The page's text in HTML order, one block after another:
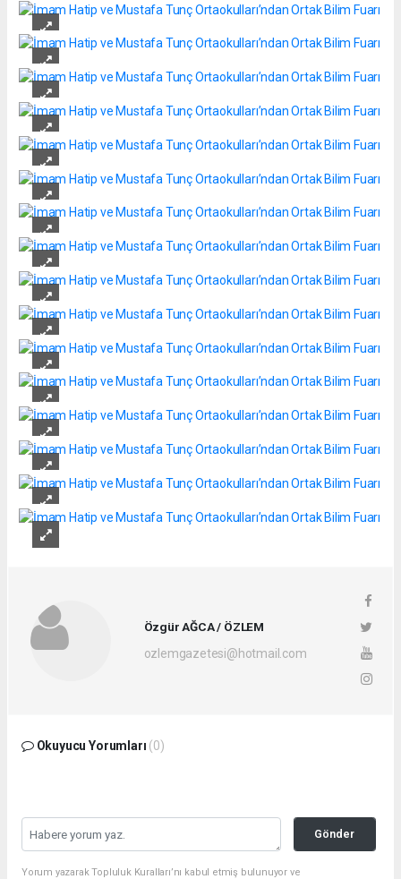
Özgür AĞCA / ÖZLEM
ozlemgazetesi@hotmail.com
Okuyucu Yorumları (0)
Gönder
Yorum yazarak Topluluk Kuralları’nı kabul etmiş bulunuyor ve